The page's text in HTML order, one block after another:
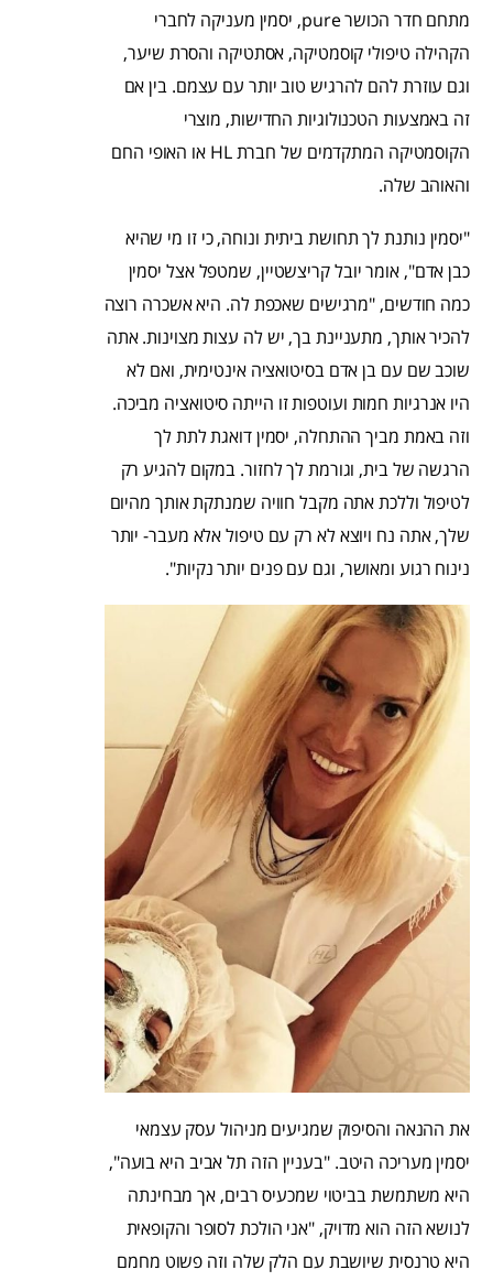
מתחם חדר הכושר pure, יסמין מעניקה לחברי
הקהילה טיפולי קוסמטיקה, אסתטיקה והסרת שיער,
וגם עוזרת להם להרגיש טוב יותר עם עצמם. בין אם
זה באמצעות הטכנולוגיות החדישות, מוצרי
הקוסמטיקה המתקדמים של חברת HL או האופי החם
והאוהב שלה.
"יסמין נותנת לך תחושת ביתית ונוחה, כי זו מי שהיא
כבן אדם", אומר יובל קריצשטיין, שמטפל אצל יסמין
כמה חודשים, "מרגישים שאכפת לה. היא אשכרה רוצה
להכיר אותך, מתעניינת בך, יש לה עצות מצוינות. אתה
שוכב שם עם בן אדם בסיטואציה אינטימית, ואם לא
היו אנרגיות חמות ועוטפות זו הייתה סיטואציה מביכה.
וזה באמת מביך ההתחלה, יסמין דואגת לתת לך
הרגשה של בית, וגורמת לך לחזור. במקום להגיע רק
לטיפול וללכת אתה מקבל חוויה שמנתקת אותך מהיום
שלך, אתה נח ויוצא לא רק עם טיפול אלא מעבר- יותר
נינוח רגוע ומאושר, וגם עם פנים יותר נקיות".
את ההנאה והסיפוק שמגיעים מניהול עסק עצמאי
יסמין מעריכה היטב. "בעניין הזה תל אביב היא בועה",
היא משתמשת בביטוי שמכעיס רבים, אך מבחינתה
לנושא הזה הוא מדויק, "אני הולכת לסופר והקופאית
היא טרנסית שיושבת עם הלק שלה וזה פשוט מחמם